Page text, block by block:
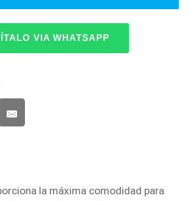
VIA WHATSAPP
la máxima comodidad para